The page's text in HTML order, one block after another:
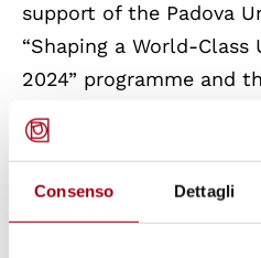
Consenso Dettagli
support of the Padova
“Shaping a World-Class
2024” programme and
Center for
Democratic